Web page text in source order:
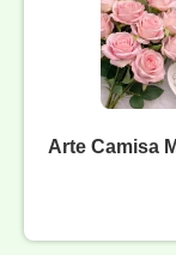
Arte Camisa